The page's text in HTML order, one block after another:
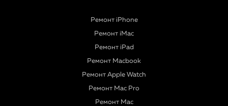
Ремонт iPhone
Ремонт iMac
Ремонт iPad
Ремонт Macbook
Ремонт Apple Watch
Ремонт Mac Pro
Ремонт Mac